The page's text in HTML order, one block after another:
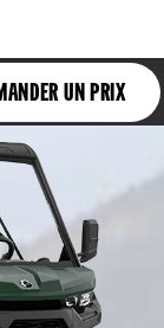
UN PRIX